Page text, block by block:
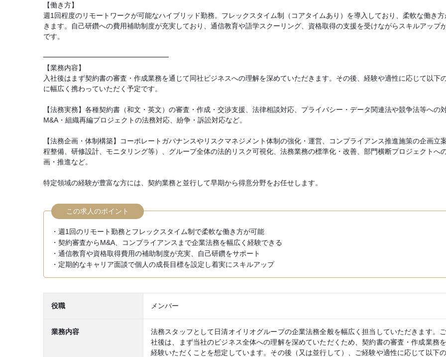
【働き方】
週1回程度のリモートワークが可能なハイブリッド勤務。フレックスタイム制（コアタイムあり）を導入しており、柔軟な働き方
きます。自己研鑽への費用補助制度が充実しており、通信教育や語学スクーリング、資格取得の支援を受けながらスキルアップ
です。
━━━━━━━━━━━━━━━━━━
【業務内容】
入社後はまず契約書の審査・作成業務を通じて同社ビジネスへの理解を深めていただきます。その後、経験や適性に応じて以下
に幅広く携わっていただく予定です。
【法務実務】各種契約書（和文・英文）の審査・作成・交渉支援、法律相談対応、プライバシー・データ関連法や競争法等への対
M&A・組織再編プロジェクトの法務対応、紛争・訴訟対応など。
【法務企画・体制構築】コーポレートガバナンスやリスクマネジメント体制の強化・運営、コンプライアンス推進施策の企画立
程整備、研修設計、モニタリング等）、グループ全体の法的リスク可視化、法務業務の標準化・改善、部門横断プロジェクトへ
画・推進など。
特定領域の経験が豊富な方には、契約業務と並行して早期から得意分野をお任せします。
この求人のポイント
・週1回のリモート勤務とフレックスタイム制で柔軟な働き方が可能
・契約審査からM&A、コンプライアンスまで企業法務を幅広く経験できる
・通信教育や資格取得費用の補助制度が充実、自己研鑽をサポート
・定期的なキャリア面談で個人の成長目標を設定し着実にスキルアップ
役職 メンバー
業務内容
法務スタッフとして日清オイリオグループの企業法務全般を幅広く担当していただきます。
社後は、まず当社のビジネス全体への理解を深めていただくため、契約書の審査・作成業務
経験いただくことを想定しています。その後（又は並行して）、ご経験や適性に応じて以下